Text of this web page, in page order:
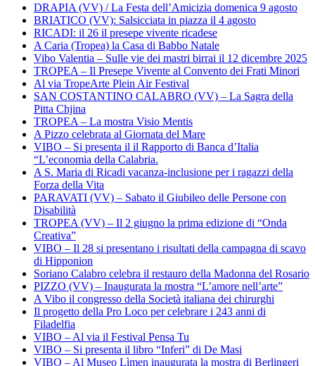
DRAPIA (VV) / La Festa dell’Amicizia domenica 9 agosto
BRIATICO (VV): Salsicciata in piazza il 4 agosto
RICADI: il 26 il presepe vivente ricadese
A Caria (Tropea) la Casa di Babbo Natale
Vibo Valentia – Sulle vie dei mastri birrai il 12 dicembre 2025
TROPEA – Il Presepe Vivente al Convento dei Frati Minori
Al via TropeArte Plein Air Festival
SAN COSTANTINO CALABRO (VV) – La Sagra della
Pitta Chjina
TROPEA – La mostra Visio Mentis
A Pizzo celebrata al Giornata del Mare
VIBO – Si presenta il il Rapporto di Banca d’Italia
“L’economia della Calabria.
A S. Maria di Ricadi vacanza-inclusione per i ragazzi della
Forza della Vita
PARAVATI (VV) – Sabato il Giubileo delle Persone con
Disabilità
TROPEA (VV) – Il 2 giugno la prima edizione di “Onda
Creativa”
VIBO – Il 28 si presentano i risultati della campagna di scavo
di Hipponion
Soriano Calabro celebra il restauro della Madonna del Rosario
PIZZO (VV) – Inaugurata la mostra “L’amore nell’arte”
A Vibo il congresso della Società italiana dei chirurghi
Il progetto della Pro Loco per celebrare i 243 anni di
Filadelfia
VIBO – Al via il Festival Pensa Tu
VIBO – Si presenta il libro “Inferi” di De Masi
VIBO – Al Museo Lìmen inaugurata la mostra di Berlingeri